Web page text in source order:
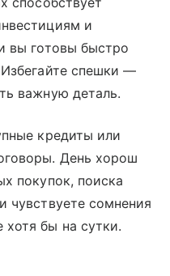
и
вы готовы быстро
спешки —
важную деталь.
кредиты или
День хорош
покупок, поиска
чувствуете сомнения
бы на сутки.